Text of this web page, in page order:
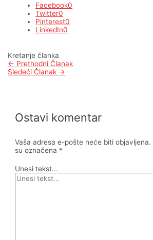
Facebook0
Twitter0
Pinterest0
LinkedIn0
Kretanje članka
← Prethodni Članak
Sledeći Članak →
Ostavi komentar
Vaša adresa e-pošte neće biti objavljena.
su označena *
Unesi tekst...